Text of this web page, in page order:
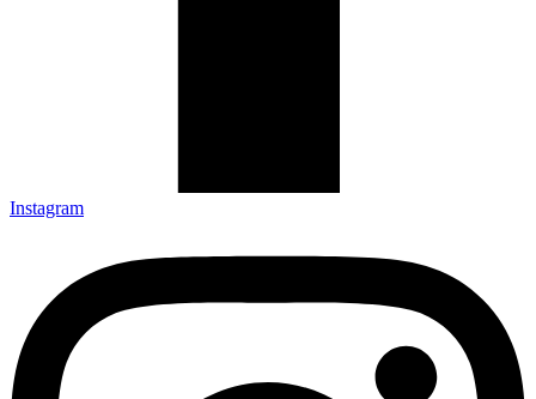
Instagram